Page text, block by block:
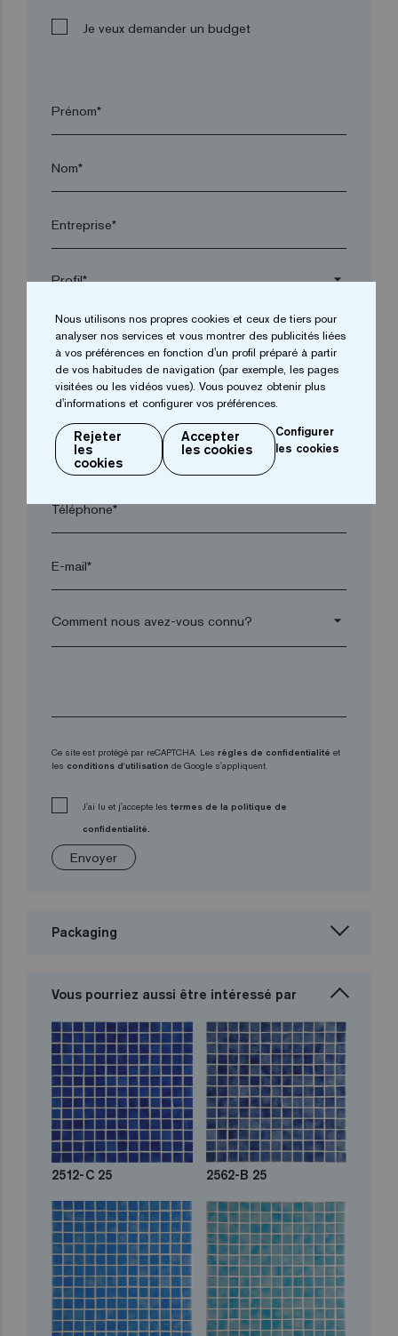
Je veux demander un budget
Prénom*
Nom*
Entreprise*
arrow_drop_down
Ville*
Code postal*
arrow_drop_down
Téléphone*
E-mail*
arrow_drop_down
Ce site est protégé par reCAPTCHA. Les règles de confidentialité et
les conditions d'utilisation de Google s'appliquent.
J'ai lu et j'accepte les termes de la politique de
confidentialité.
Envoyer
Packaging
Vous pourriez aussi être intéressé par
2512-C 25 2562-B 25
Nous utilisons nos propres cookies et ceux de tiers pour
analyser nos services et vous montrer des publicités liées
à vos préférences en fonction d'un profil préparé à partir
de vos habitudes de navigation (par exemple, les pages
visitées ou les vidéos vues). Vous pouvez obtenir plus
d'informations et configurer vos préférences.
Rejeter
les
cookies
Accepter
les cookies
Configurer
les cookies